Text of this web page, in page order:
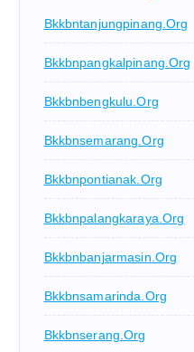
Bkkbntanjungpinang.org
Bkkbnpangkalpinang.org
Bkkbnbengkulu.org
Bkkbnsemarang.org
Bkkbnpontianak.org
Bkkbnpalangkaraya.org
Bkkbnbanjarmasin.org
Bkkbnsamarinda.org
Bkkbnserang.org